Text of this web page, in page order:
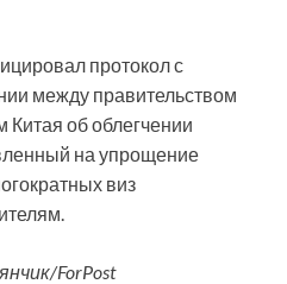
протокол с
между правительством
Китая об облегчении
на упрощение
виз
ForPost